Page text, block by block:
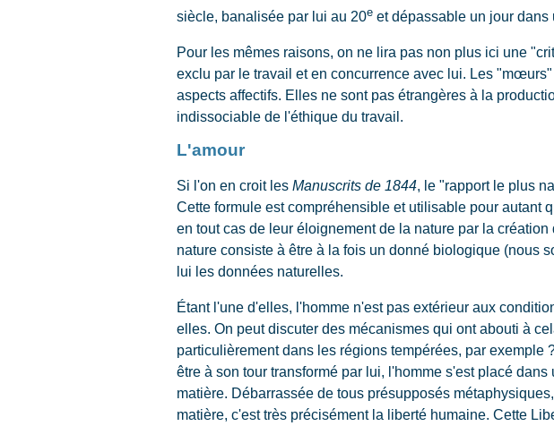
siècle, banalisée par lui au 20e et dépassable un jour
Pour les mêmes raisons, on ne lira pas non plus ici une
exclu par le travail et en concurrence avec lui. Les
aspects affectifs. Elles ne sont pas étrangères à la
indissociable de l'éthique du travail.
L'amour
Si l'on en croit les Manuscrits de 1844 , le "rapport le plus
Cette formule est compréhensible et utilisable pour autant
en tout cas de leur éloignement de la nature par la
nature consiste à être à la fois un donné biologique (nous
lui les données naturelles.
Étant l'une d'elles, l'homme n'est pas extérieur aux
elles. On peut discuter des mécanismes qui ont abouti à
particulièrement dans les régions tempérées, par
être à son tour transformé par lui, l'homme s'est placé
matière. Débarrassée de tous présupposés
matière, c'est très précisément la liberté humaine. Cette